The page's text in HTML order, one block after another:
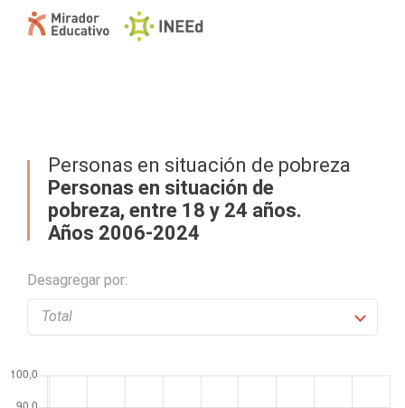
Personas en situación de pobreza
Personas en situación de
pobreza, entre 18 y 24 años.
Años 2006-2024
Desagregar por: